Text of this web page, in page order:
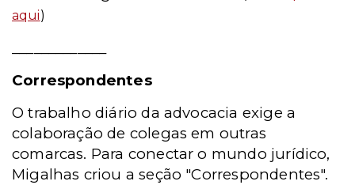
aqui)
Correspondentes
O trabalho diário da advocacia exige a
colaboração de colegas em outras
comarcas. Para conectar o mundo jurídico,
Migalhas criou a seção "Correspondentes".